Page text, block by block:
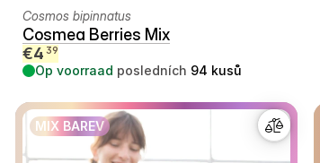
Cosmos bipinnatus
Cosmea Berries Mix
€4 39
Op voorraad posledních 94 kusů
MIX BAREV